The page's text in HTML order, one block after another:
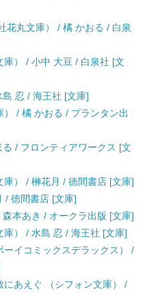
花丸文庫） / 橘 かおる / 白泉
） / 小中 大豆 / 白泉社 [文
忍 / 海王社 [文庫]
/ 橘 かおる / プランタン出
/ フロンティアワークス [文
） / 榊花月 / 徳間書店 [文庫]
/ 徳間書店 [文庫]
本あき / オークラ出版 [文庫]
） / 水島 忍 / 海王社 [文庫]
イコミックスデラックス） /
あえぐ （シフォン文庫） /